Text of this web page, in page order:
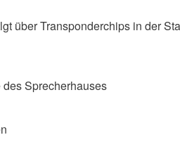
über Transponderchips in der
Sprecherhauses